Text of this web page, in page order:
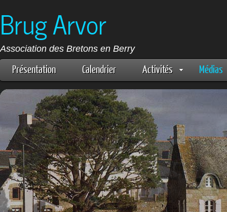
Brug Arvor
Association des Bretons en Berry
Présentation Calendrier Activités Médias